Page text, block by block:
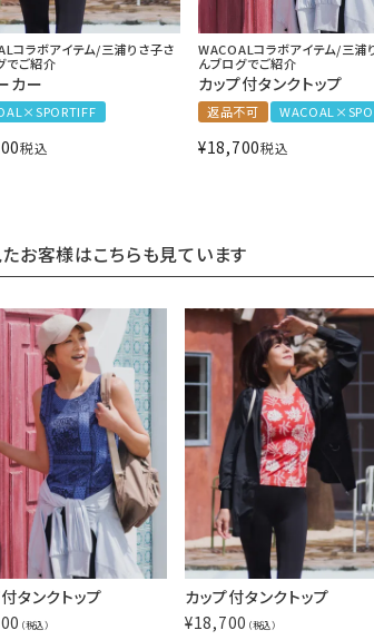
コラボアイテム/三浦りさ子さ
でご紹介
カー
税込
WACOALコラボアイテム/三浦
んブログでご紹介
カップ付タンクトップ
返品不可
¥18,700税込
お客様はこちらも見ています
タンクトップ
（税込）
カップ付タンクトップ
¥18,700 （税込）